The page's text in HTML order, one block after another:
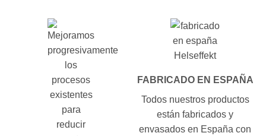
FABRICADO EN ESPAÑA
Todos nuestros productos
están fabricados y
envasados en España con